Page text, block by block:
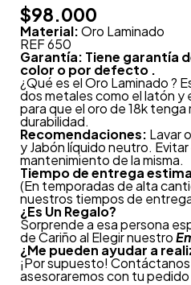
$98.000
Material:Oro Laminado
REF 650
Garantía: Tiene garantía
color o por defecto .
¿Qué es el Oro Laminado ?
dos metales como el latón y
para que el oro de 18k tenga
durabilidad.
Recomendaciones: Lavar
y Jabón líquido neutro.
mantenimiento de la misma.
Tiempo de entrega
(En temporadas de alta
nuestros tiempos de
¿Es Un Regalo?
Sorprende a esa persona
de Cariño al Elegir nuestro
¿Me pueden ayudar a
¡Por supuesto!
asesoraremos con tu pedido